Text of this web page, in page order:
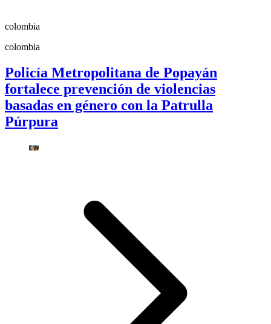
colombia
colombia
Policía Metropolitana de Popayán
fortalece prevención de violencias
basadas en género con la Patrulla
Púrpura